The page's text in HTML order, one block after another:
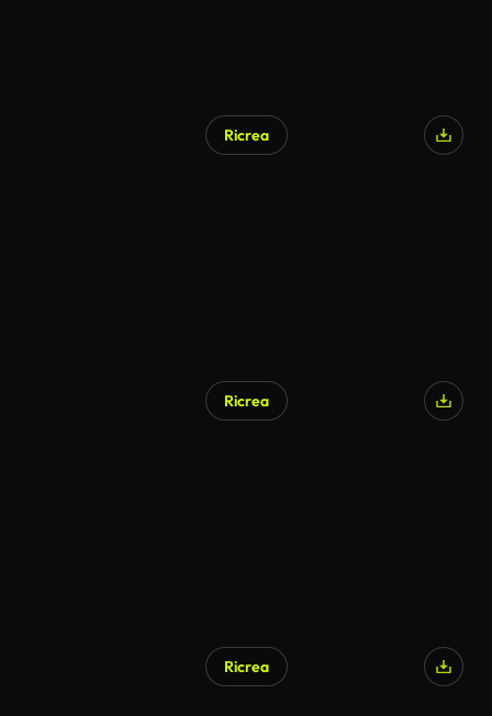
Ricrea
Ricrea
Ricrea